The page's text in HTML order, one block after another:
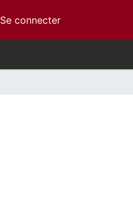
Se connecter(current)